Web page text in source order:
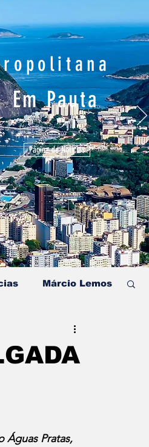
Márcio Lemos
Águas Pratas,
Em Pauta
Página de Notícias